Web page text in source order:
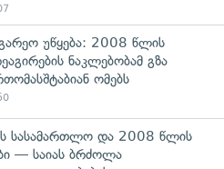
უწყება: 2008 წლის
ნაკლებობამ გზა
ომებს
სასამართლო და 2008 წლის
— საიას ბრძოლა